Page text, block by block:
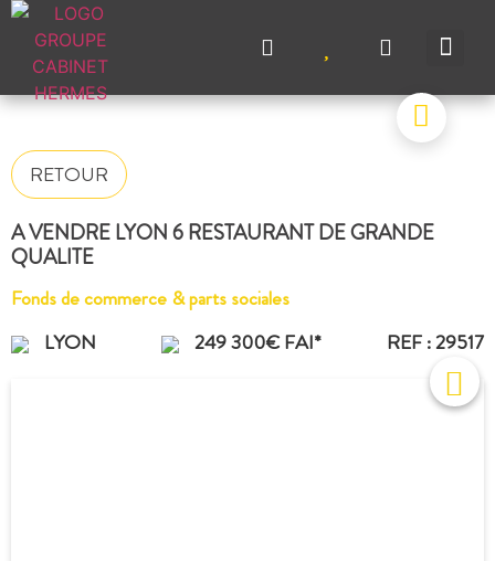
RETOUR
A VENDRE LYON 6 RESTAURANT DE GRANDE
QUALITE
Fonds de commerce & parts sociales
LYON
249 300€ FAI* REF : 29517